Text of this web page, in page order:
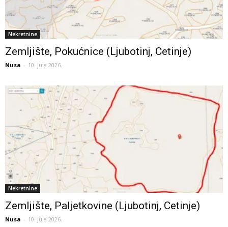
Nekretnine
Zemljište, Pokućnice (Ljubotinj, Cetinje)
Nusa - 10. jula 2026.
Nekretnine
Zemljište, Paljetkovine (Ljubotinj, Cetinje)
Nusa - 10. jula 2026.